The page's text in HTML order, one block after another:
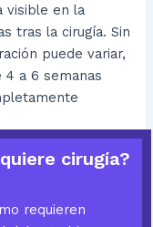
visible en la
tras la cirugía. Sin
puede variar,
a 6 semanas
cirugía?
requieren